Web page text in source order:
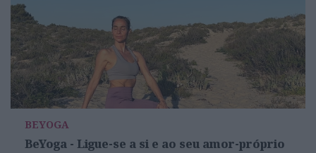
BEYOGA
BeYoga - Ligue-se a si e ao seu amor-próprio